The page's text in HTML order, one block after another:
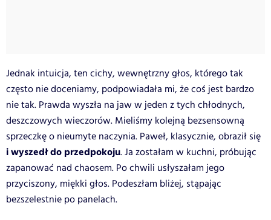
Jednak intuicja, ten cichy, wewnętrzny głos, którego tak
często nie doceniamy, podpowiadała mi, że coś jest bardzo
nie tak. Prawda wyszła na jaw w jeden z tych chłodnych,
deszczowych wieczorów. Mieliśmy kolejną bezsensowną
sprzeczkę o nieumyte naczynia. Paweł, klasycznie, obraził się
i wyszedł do przedpokoju. Ja zostałam w kuchni, próbując
zapanować nad chaosem. Po chwili usłyszałam jego
przyciszony, miękki głos. Podeszłam bliżej, stąpając
bezszelestnie po panelach.